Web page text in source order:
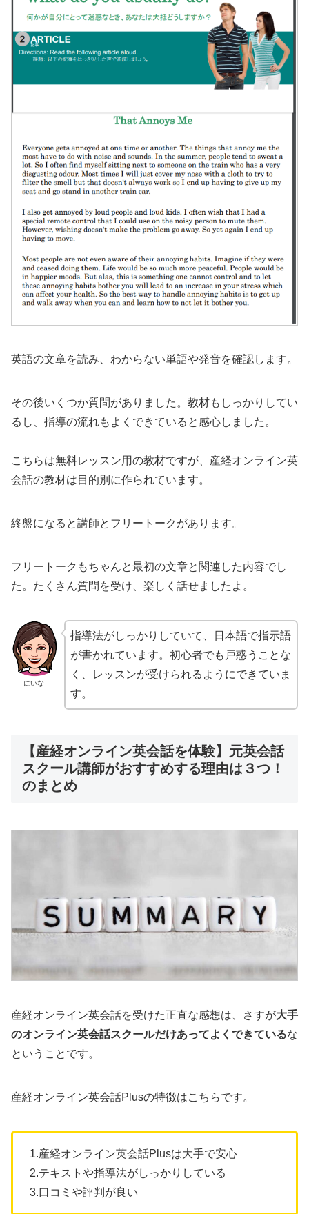
英語の文章を読み、わからない単語や発音を確認します。
その後いくつか質問がありました。教材もしっかりしてい
るし、指導の流れもよくできていると感心しました。
こちらは無料レッスン用の教材ですが、産経オンライン英
会話の教材は目的別に作られています。
終盤になると講師とフリートークがあります。
フリートークもちゃんと最初の文章と関連した内容でし
た。たくさん質問を受け、楽しく話せましたよ。
にいな
指導法がしっかりしていて、日本語で指示語
が書かれています。初心者でも戸惑うことな
く、レッスンが受けられるようにできていま
す。
【産経オンライン英会話を体験】元英会話
スクール講師がおすすめする理由は３つ！
のまとめ
産経オンライン英会話を受けた正直な感想は、さすが大手
のオンライン英会話スクールだけあってよくできているな
ということです。
産経オンライン英会話Plusの特徴はこちらです。
1.産経オンライン英会話Plusは大手で安心
2.テキストや指導法がしっかりしている
3.口コミや評判が良い